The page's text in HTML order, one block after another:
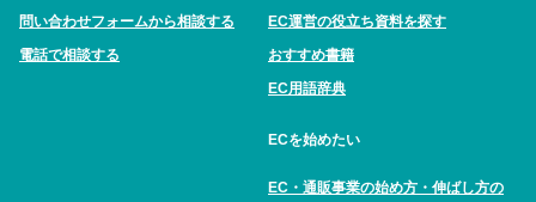
問い合わせフォームから相談する
電話で相談する
EC運営の役立ち資料を探す
おすすめ書籍
EC用語辞典
ECを始めたい
EC・通販事業の始め方・伸ばし方の